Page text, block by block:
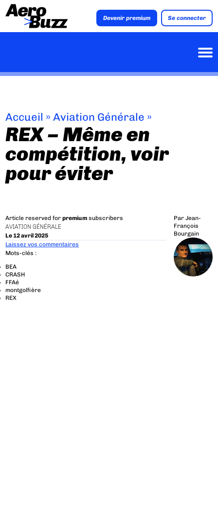
Devenir premium Se connecter
Accueil »Aviation Générale »
REX – Même en
compétition, voir
pour éviter
Article reserved forpremium subscribers
AVIATION GÉNÉRALE
Le 12 avril 2025
Par Jean-
François
Bourgain
Laissez vos commentaires
Mots-clés :
BEA
CRASH
FFAé
montgolfière
REX